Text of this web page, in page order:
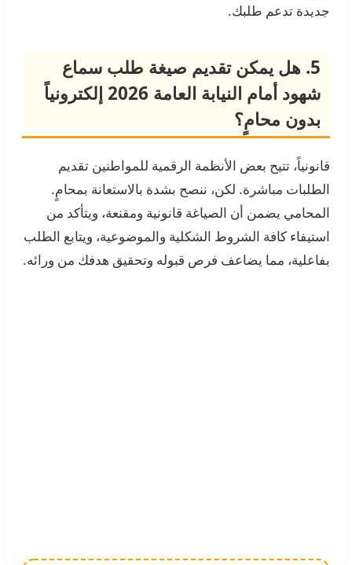
جديدة تدعم طلبك.
5. هل يمكن تقديم صيغة طلب سماع
شهود أمام النيابة العامة 2026 إلكترونياً
بدون محامٍ؟
قانونياً، تتيح بعض الأنظمة الرقمية للمواطنين تقديم
الطلبات مباشرة. لكن، ننصح بشدة بالاستعانة بمحامٍ.
المحامي يضمن أن الصياغة قانونية ومقنعة، ويتأكد من
استيفاء كافة الشروط الشكلية والموضوعية، ويتابع الطلب
بفاعلية، مما يضاعف فرص قبوله وتحقيق هدفك من ورائه.